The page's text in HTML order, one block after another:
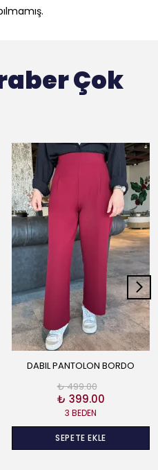
Çok
DABIL PANTOLON BORDO
₺ 499.00
₺ 399.00
3 BEDEN
SEPETE EKLE